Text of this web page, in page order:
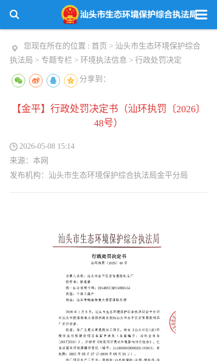
您现在所在的位置 : 首页 > 汕头市生态环境保护综合
执法局 > 专题专栏 > 环境执法信息 > 行政处罚决定
分享到：
【金平】行政处罚决定书（汕环执罚〔2026〕
48号）
2026-05-08 15:14
来源： 本网
发布机构： 汕头市生态环境保护综合执法局金平分局